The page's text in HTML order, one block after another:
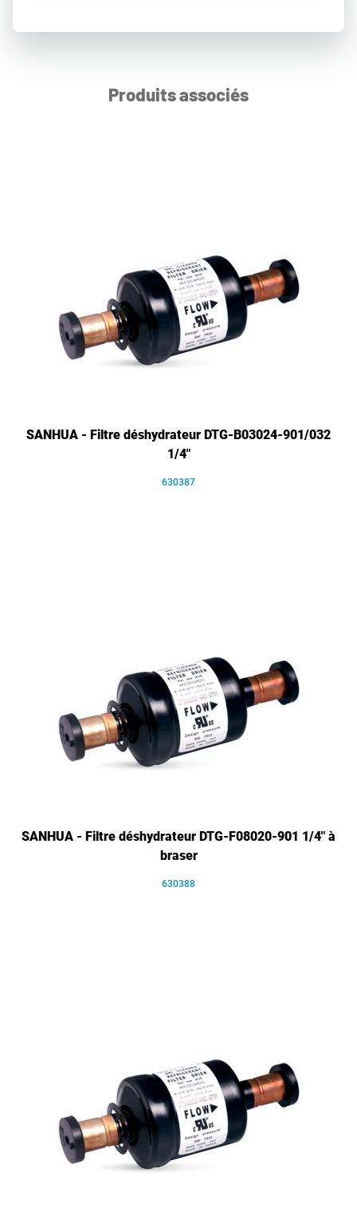
Produits associés
SANHUA - Filtre déshydrateur DTG-B03024-901/032
1/4"
630387
SANHUA - Filtre déshydrateur DTG-F08020-901 1/4" à
braser
630388